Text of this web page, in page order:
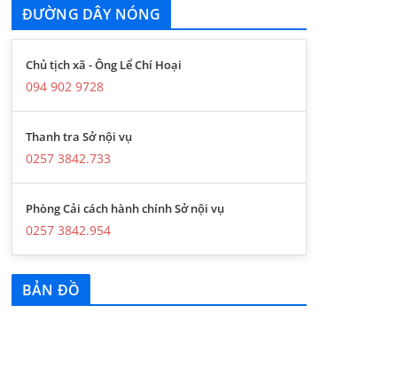
ĐƯỜNG DÂY NÓNG
Chủ tịch xã - Ông Lể Chí Hoại
094 902 9728
Thanh tra Sở nội vụ
0257 3842.733
Phòng Cải cách hành chính Sở nội vụ
0257 3842.954
BẢN ĐỒ